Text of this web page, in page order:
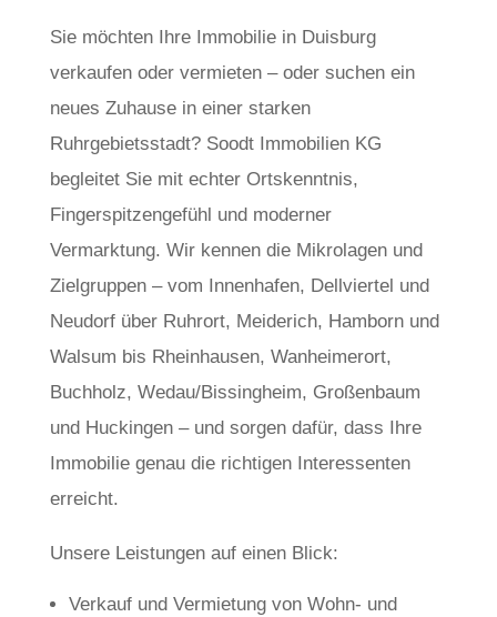
Sie möchten Ihre Immobilie in Duisburg
verkaufen oder vermieten – oder suchen ein
neues Zuhause in einer starken
Ruhrgebietsstadt? Soodt Immobilien KG
begleitet Sie mit echter Ortskenntnis,
Fingerspitzengefühl und moderner
Vermarktung. Wir kennen die Mikrolagen und
Zielgruppen – vom Innenhafen, Dellviertel und
Neudorf über Ruhrort, Meiderich, Hamborn und
Walsum bis Rheinhausen, Wanheimerort,
Buchholz, Wedau/Bissingheim, Großenbaum
und Huckingen – und sorgen dafür, dass Ihre
Immobilie genau die richtigen Interessenten
erreicht.
Unsere Leistungen auf einen Blick:
Verkauf und Vermietung von Wohn- und